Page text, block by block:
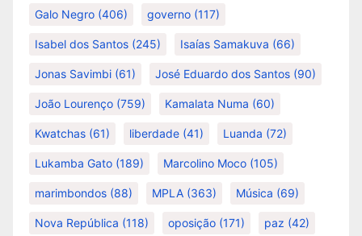
Galo Negro (406) governo (117)
Isabel dos Santos (245) Isaías Samakuva (66)
Jonas Savimbi (61) José Eduardo dos Santos (90)
João Lourenço (759) Kamalata Numa (60)
Kwatchas (61) liberdade (41) Luanda (72)
Lukamba Gato (189) Marcolino Moco (105)
marimbondos (88) MPLA (363) Música (69)
Nova República (118) oposição (171) paz (42)